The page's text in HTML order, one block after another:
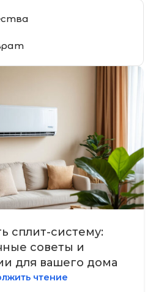
сплит-систему:
советы и
для вашего дома
чтение